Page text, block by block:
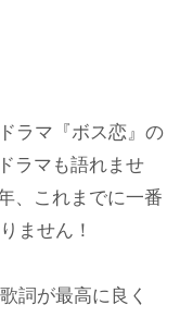
ラマ『ボス恋』の
ラマも語れませ
、これまでに一番
ません！
詞が最高に良く